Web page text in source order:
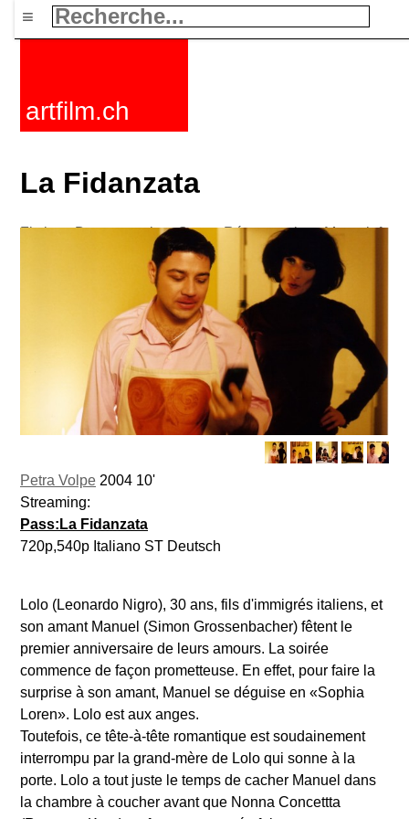
≡
artfilm.ch
La Fidanzata
Petra Volpe 2004 10'
Streaming:
Pass:La Fidanzata
720p,540p Italiano ST Deutsch
Lolo (Leonardo Nigro), 30 ans, fils d'immigrés italiens, et
son amant Manuel (Simon Grossenbacher) fêtent le
premier anniversaire de leurs amours. La soirée
commence de façon prometteuse. En effet, pour faire la
surprise à son amant, Manuel se déguise en «Sophia
Loren». Lolo est aux anges.
Toutefois, ce tête-à-tête romantique est soudainement
interrompu par la grand-mère de Lolo qui sonne à la
porte. Lolo a tout juste le temps de cacher Manuel dans
la chambre à coucher avant que Nonna Concettta
Fictions Documentaires Courts Rétrospectives Mots clefs
FAQ Contact Maillist Panier
Abonnement
216.73.216.190